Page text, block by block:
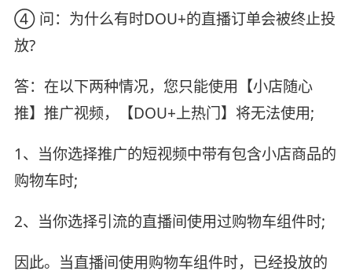
④ 问：为什么有时DOU+的直播订单会被终止投
放?
答：在以下两种情况，您只能使用【小店随心
推】推广视频，【DOU+上热门】将无法使用;
1、当你选择推广的短视频中带有包含小店商品的
购物车时;
2、当你选择引流的直播间使用过购物车组件时;
因此。当直播间使用购物车组件时，已经投放的